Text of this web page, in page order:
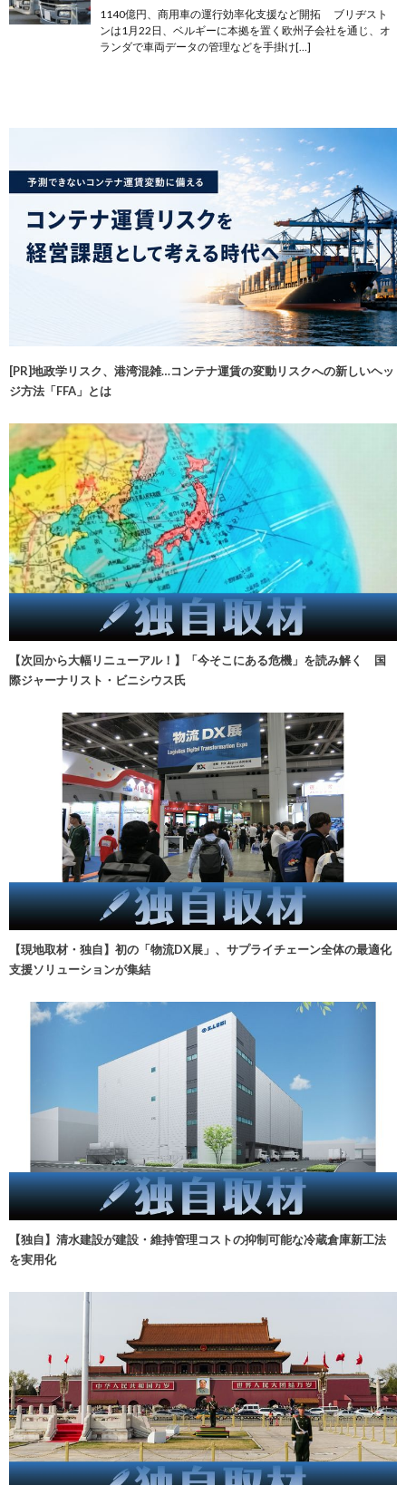
1140億円、商用車の運行効率化支援など開拓 ブリヂスト
ンは1月22日、ベルギーに本拠を置く欧州子会社を通じ、オ
ランダで車両データの管理などを手掛け[…]
[PR]地政学リスク、港湾混雑…コンテナ運賃の変動リスクへの新しいヘッ
ジ方法「FFA」とは
【次回から大幅リニューアル！】「今そこにある危機」を読み解く 国
際ジャーナリスト・ビニシウス氏
【現地取材・独自】初の「物流DX展」、サプライチェーン全体の最適化
支援ソリューションが集結
【独自】清水建設が建設・維持管理コストの抑制可能な冷蔵倉庫新工法
を実用化